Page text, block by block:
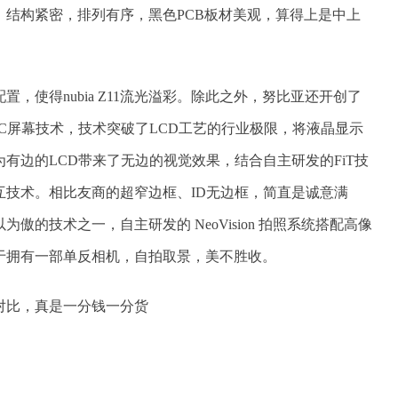
构紧密，排列有序，黑色PCB板材美观，算得上是中上
，使得nubia Z11流光溢彩。除此之外，努比亚还开创了
屏幕技术，技术突破了LCD工艺的行业极限，将液晶显示
边的LCD带来了无边的视觉效果，结合自主研发的FiT技
术。相比友商的超窄边框、ID无边框，简直是诚意满
傲的技术之一，自主研发的 NeoVision 拍照系统搭配高像
有一部单反相机，自拍取景，美不胜收。